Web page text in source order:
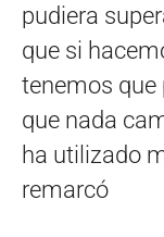
pudiera
que si
tenemos que
que nada
ha utilizado
remarcó